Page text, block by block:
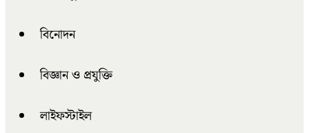
বিনোদন
বিজ্ঞান ও প্রযুক্তি
লাইফস্টাইল